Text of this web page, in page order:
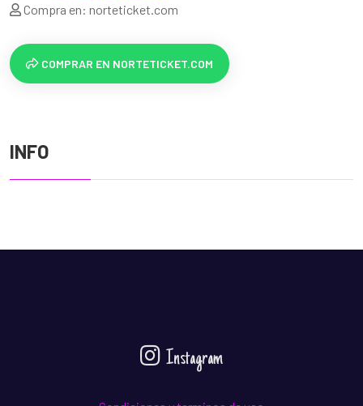
Compra en: norteticket.com
COMPRAR EN NORTETICKET.COM
INFO
Instagram